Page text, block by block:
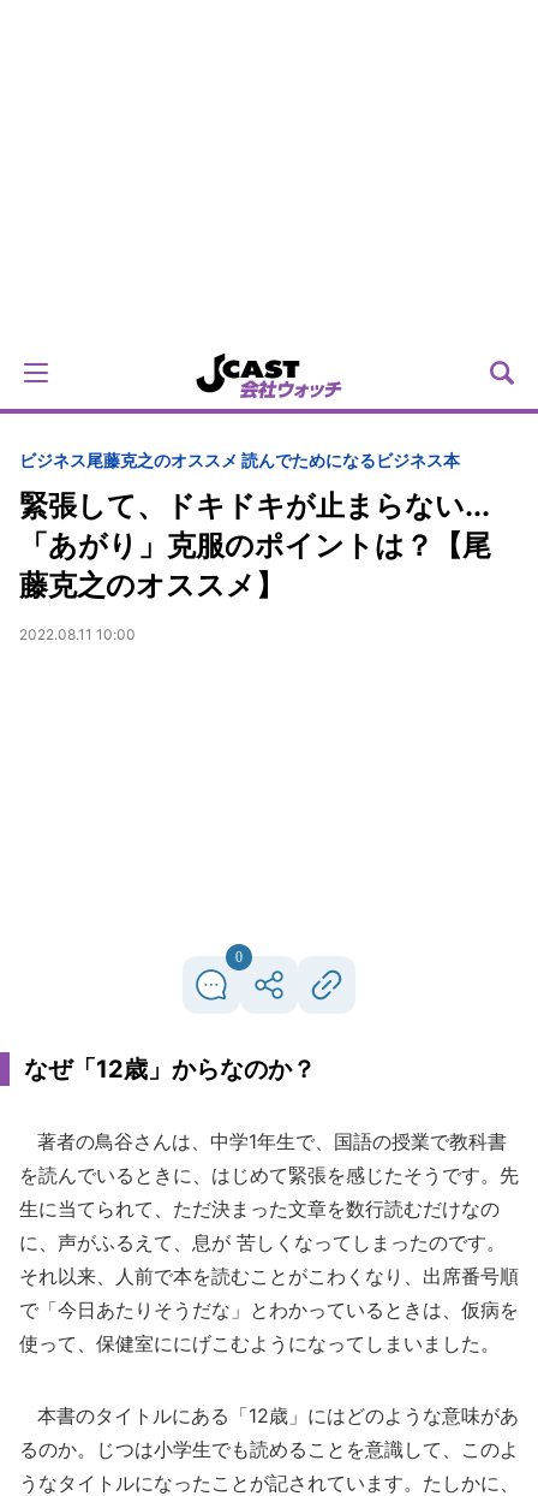
ビジネス尾藤克之のオススメ 読んでためになるビジネス本
緊張して、ドキドキが止まらない...
「あがり」克服のポイントは？【尾
藤克之のオススメ】
2022.08.11 10:00
0
なぜ「12歳」からなのか？
著者の鳥谷さんは、中学1年生で、国語の授業で教科書
を読んでいるときに、はじめて緊張を感じたそうです。先
生に当てられて、ただ決まった文章を数行読むだけなの
に、声がふるえて、息が 苦しくなってしまったのです。
それ以来、人前で本を読むことがこわくなり、出席番号順
で「今日あたりそうだな」とわかっているときは、仮病を
使って、保健室ににげこむようになってしまいました。
本書のタイトルにある「12歳」にはどのような意味があ
るのか。じつは小学生でも読めることを意識して、このよ
うなタイトルになったことが記されています。たしかに、